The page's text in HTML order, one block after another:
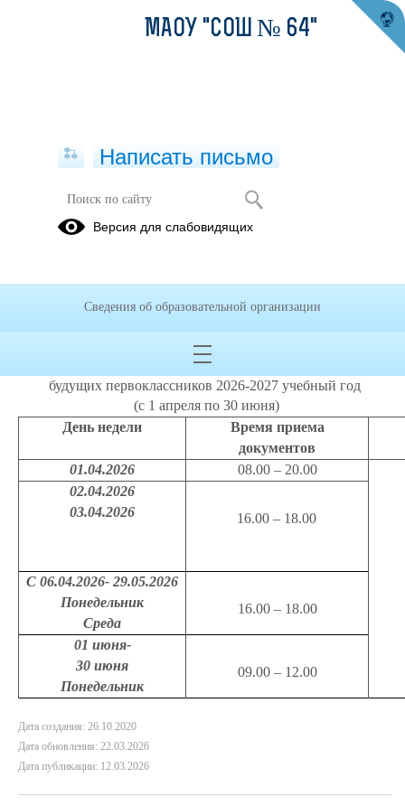
ГРАФИК РАБОТЫ ПРИЕМНОЙ
КОМИССИИ
работы приемной комиссии по приему заявлений и
документов от родителей (законных представителей)
будущих первоклассников 2026-2027 учебный год
(с 1 апреля по 30 июня)
День недели
Время приема
документов
01.04.2026
08.00 – 20.00
02.04.2026
03.04.2026
16.00 – 18.00
С 06.04.2026- 29.05.2026
Понедельник
Среда
16.00 – 18.00
01 июня-
30 июня
Понедельник
09.00 – 12.00
Дата создания: 26.10.2020
Дата обновления: 22.03.2026
Дата публикации: 12.03.2026
МАОУ "СОШ № 64"
Написать письмо
Версия для слабовидящих
Сведения об образовательной организации